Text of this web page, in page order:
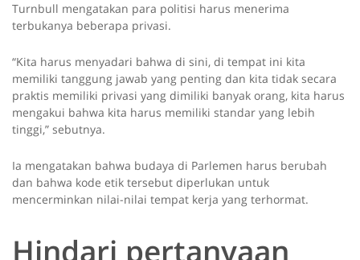
Turnbull mengatakan para politisi harus menerima
terbukanya beberapa privasi.
“Kita harus menyadari bahwa di sini, di tempat ini kita
memiliki tanggung jawab yang penting dan kita tidak secara
praktis memiliki privasi yang dimiliki banyak orang, kita harus
mengakui bahwa kita harus memiliki standar yang lebih
tinggi,” sebutnya.
Ia mengatakan bahwa budaya di Parlemen harus berubah
dan bahwa kode etik tersebut diperlukan untuk
mencerminkan nilai-nilai tempat kerja yang terhormat.
Hindari pertanyaan